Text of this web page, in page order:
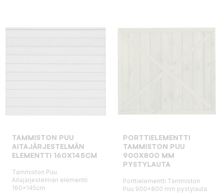
TAMMISTON PUU
AITAJÄRJESTELMÄN
ELEMENTTI 160X145CM
Tammiston Puu
Aitajärjestelmän elementti
160x145cm
PORTTIELEMENTTI
TAMMISTON PUU
900X800 MM
PYSTYLAUTA
Porttielementti Tammiston
Puu 900x800 mm pystylauta